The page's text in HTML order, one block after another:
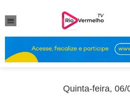
Quinta-feira, 06/